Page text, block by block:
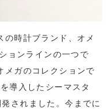
の時計ブランド、オメ
ョンラインの一つで
メガのコレクションで
導入したシーマスタ
されました。今までに